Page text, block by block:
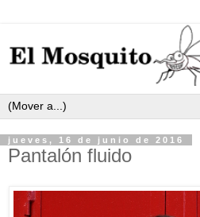
jueves, 16 de junio de 2016
Pantalón fluido